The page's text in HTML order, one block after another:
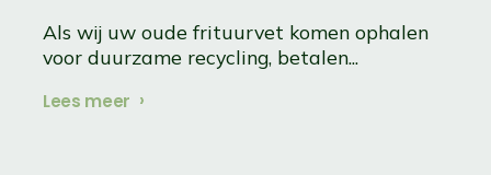
Als wij uw oude frituurvet komen ophalen
voor duurzame recycling, betalen...
Lees meer